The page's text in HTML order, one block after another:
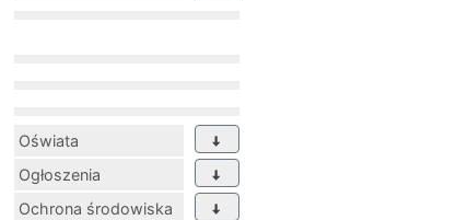
Oświata
Ogłoszenia
Ochrona środowiska